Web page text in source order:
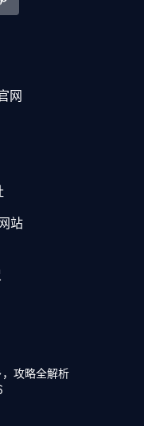
网
站
攻略全解析